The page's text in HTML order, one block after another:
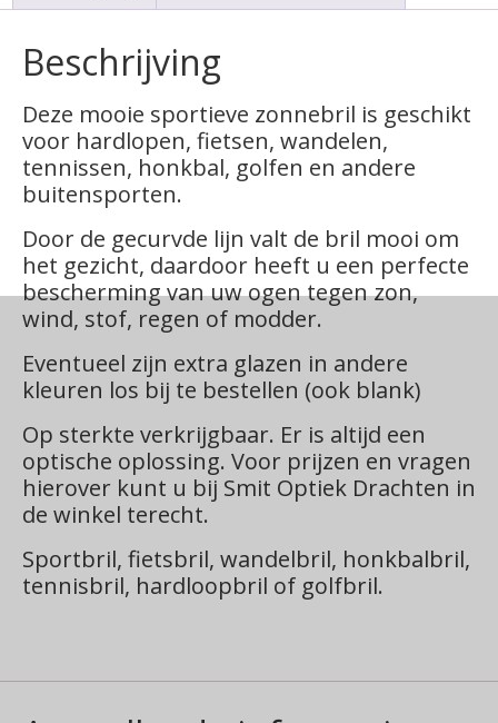
Beschrijving
Deze mooie sportieve zonnebril is geschikt
voor hardlopen, fietsen, wandelen,
tennissen, honkbal, golfen en andere
buitensporten.
Door de gecurvde lijn valt de bril mooi om
het gezicht, daardoor heeft u een perfecte
bescherming van uw ogen tegen zon,
wind, stof, regen of modder.
Eventueel zijn extra glazen in andere
kleuren los bij te bestellen (ook blank)
Op sterkte verkrijgbaar. Er is altijd een
optische oplossing. Voor prijzen en vragen
hierover kunt u bij Smit Optiek Drachten in
de winkel terecht.
Sportbril, fietsbril, wandelbril, honkbalbril,
tennisbril, hardloopbril of golfbril.